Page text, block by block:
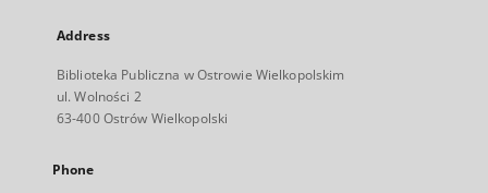
Address
Biblioteka Publiczna w Ostrowie Wielkopolskim
ul. Wolności 2
63-400 Ostrów Wielkopolski
Phone